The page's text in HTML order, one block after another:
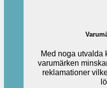
Med noga utvalda
varumärken
reklamationer